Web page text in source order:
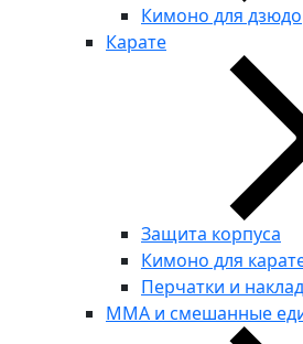
Кимоно для дзюдо
Карате
Защита корпуса
Кимоно для
Перчатки и
ММА и смешанные